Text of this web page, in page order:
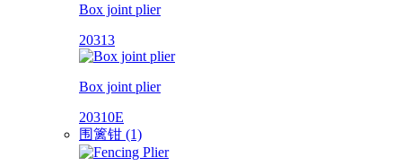
Box joint plier
20313
Box joint plier
20310E
围篱钳 (1)